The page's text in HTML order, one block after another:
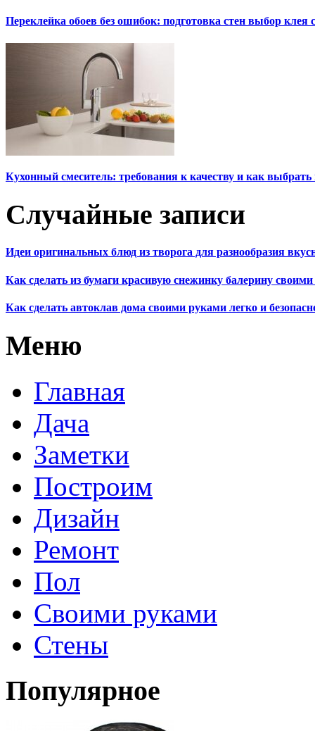
Переклейка обоев без ошибок: подготовка стен выбор клея
Кухонный смеситель: требования к качеству и как
Случайные записи
Идеи оригинальных блюд из творога для разнообразия
Как сделать из бумаги красивую снежинку балерину
Как сделать автоклав дома своими руками легко и
Меню
Главная
Дача
Заметки
Построим
Дизайн
Ремонт
Пол
Своими руками
Стены
Популярное